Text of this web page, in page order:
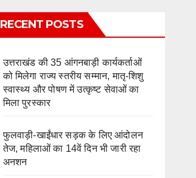
RECENT POSTS
उत्तराखंड की 35 आंगनबाड़ी कार्यकर्ताओं
को मिलेगा राज्य स्तरीय सम्मान, मातृ-शिशु
स्वास्थ्य और पोषण में उत्कृष्ट सेवाओं का
मिला पुरस्कार
फुलवाड़ी-खाईंधार सड़क के लिए आंदोलन
तेज, महिलाओं का 14वें दिन भी जारी रहा
अनशन